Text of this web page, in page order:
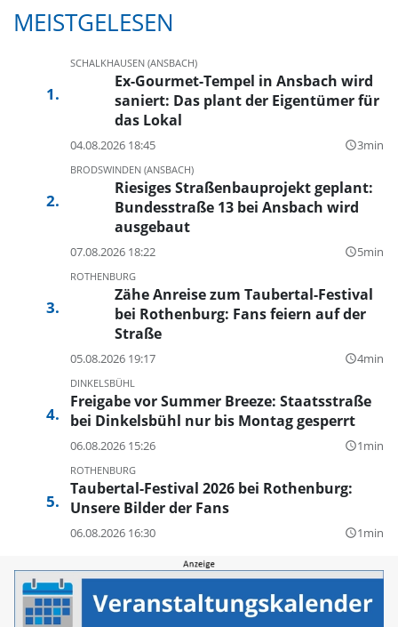
MEISTGELESEN
SCHALKHAUSEN (ANSBACH)
Ex-Gourmet-Tempel in Ansbach wird
saniert: Das plant der Eigentümer für
das Lokal
04.08.2026 18:45 query_builder3min
BRODSWINDEN (ANSBACH)
Riesiges Straßenbauprojekt geplant:
Bundesstraße 13 bei Ansbach wird
ausgebaut
07.08.2026 18:22 query_builder5min
ROTHENBURG
Zähe Anreise zum Taubertal-Festival
bei Rothenburg: Fans feiern auf der
Straße
05.08.2026 19:17 query_builder4min
DINKELSBÜHL
Freigabe vor Summer Breeze: Staatsstraße
bei Dinkelsbühl nur bis Montag gesperrt
06.08.2026 15:26 query_builder1min
ROTHENBURG
Taubertal-Festival 2026 bei Rothenburg:
Unsere Bilder der Fans
06.08.2026 16:30 query_builder1min